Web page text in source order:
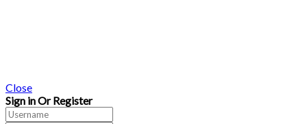
Close
Sign in Or Register